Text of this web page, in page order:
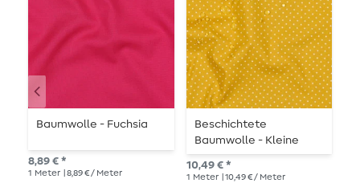
Baumwolle - Fuchsia
8,89 € *
1 Meter | 8,89 € / Meter
Beschichtete
Baumwolle - Kleine
Punkte Gelb Weiß
10,49 € *
1 Meter | 10,49 € / Meter